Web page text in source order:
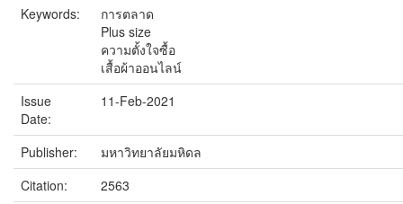
Keywords:
การตลาด
Plus size
ความตั้งใจซื้อ
เสื้อผ้าออนไลน์
Issue
Date:
11-Feb-2021
Publisher:
มหาวิทยาลัยมหิดล
Citation:
2563